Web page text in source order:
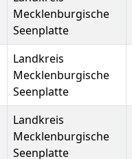
Mecklenburgische
Seenplatte
Landkreis
Mecklenburgische
Seenplatte
Landkreis
Mecklenburgische
Seenplatte